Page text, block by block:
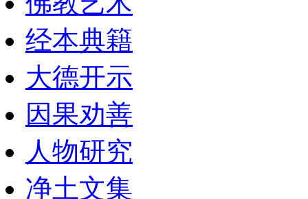
经本典籍
大德开示
因果劝善
人物研究
净土文集